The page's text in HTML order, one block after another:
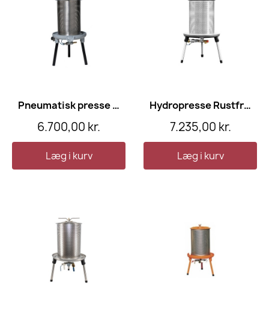
Pneumatisk presse -GRIFO 20 l
6.700,00 kr.
Læg i kurv
Hydropresse Rustfri 20 l - SPEIDEL
7.235,00 kr.
Læg i kurv